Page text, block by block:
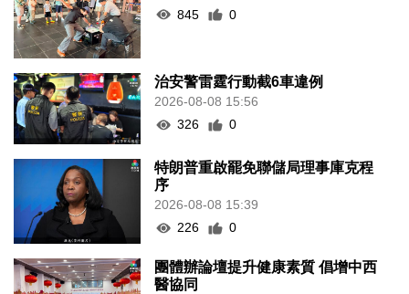
845
0
治安警雷霆行動截6車違例
2026-08-08 15:56
326
0
特朗普重啟罷免聯儲局理事庫克程
序
2026-08-08 15:39
226
0
團體辦論壇提升健康素質 倡增中西
醫協同